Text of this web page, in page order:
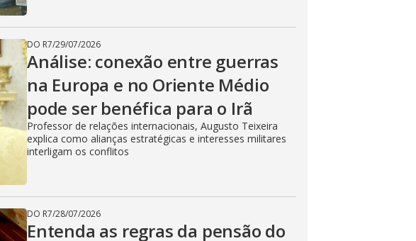
DO R7/29/07/2026
Análise: conexão entre guerras
na Europa e no Oriente Médio
pode ser benéfica para o Irã
Professor de relações internacionais, Augusto Teixeira
explica como alianças estratégicas e interesses militares
interligam os conflitos
DO R7/28/07/2026
Entenda as regras da pensão do